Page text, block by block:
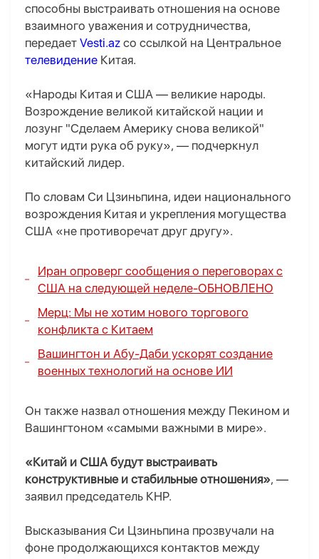
способны выстраивать отношения на основе
взаимного уважения и сотрудничества,
передает Vesti.az со ссылкой на Центральное
телевидение Китая.
«Народы Китая и США — великие народы.
Возрождение великой китайской нации и
лозунг "Сделаем Америку снова великой"
могут идти рука об руку», — подчеркнул
китайский лидер.
По словам Си Цзиньпина, идеи национального
возрождения Китая и укрепления могущества
США «не противоречат друг другу».
Иран опроверг сообщения о переговорах с
США на следующей неделе-ОБНОВЛЕНО
Мерц: Мы не хотим нового торгового
конфликта с Китаем
Вашингтон и Абу-Даби ускорят создание
военных технологий на основе ИИ
Он также назвал отношения между Пекином и
Вашингтоном «самыми важными в мире».
«Китай и США будут выстраивать
конструктивные и стабильные отношения», —
заявил председатель КНР.
Высказывания Си Цзиньпина прозвучали на
фоне продолжающихся контактов между